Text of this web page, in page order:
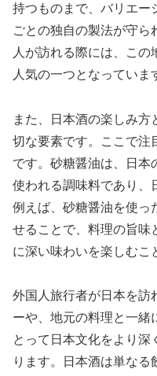
持つものまで、バリエー
ごとの独自の製法が守ら
人が訪れる際には、こ
人気の一つとなっていま
また、日本酒の楽しみ
切な要素です。ここで注
です。砂糖醤油は、日本
使われる調味料であり、
例えば、砂糖醤油を使っ
せることで、料理の旨味
に深い味わいを楽しむこ
外国人旅行者が日本を訪
ーや、地元の料理と一緒
とって日本文化をより深
ります。日本酒は単な